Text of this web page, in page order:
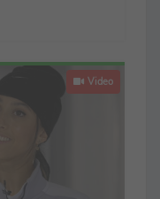
...
Video